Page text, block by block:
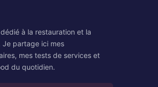
à la restauration et la
Je partage ici mes
mes tests de services et
du quotidien.